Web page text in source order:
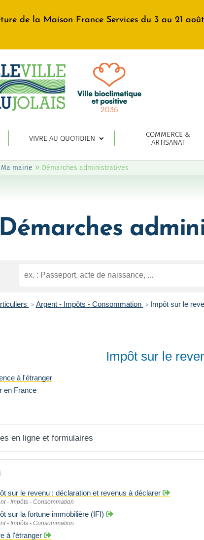
de la Maison France Services du 3 au 21 août
VIVRE AU QUOTIDIEN
COMMERCE &
ARTISANAT
Ma mairie » Démarches administratives
Démarches
> Argent - Impôts - Consommation > Impôt sur le
Impôt sur le
à l'étranger
en France
en ligne et formulaires
sur le revenu : déclaration et revenus à déclarer
- Impôts - Consommation
sur la fortune immobilière (IFI)
- Impôts - Consommation
à l'étranger